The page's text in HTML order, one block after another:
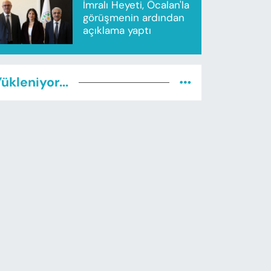
İmralı Heyeti, Öcalan'la
görüşmenin ardından
açıklama yaptı